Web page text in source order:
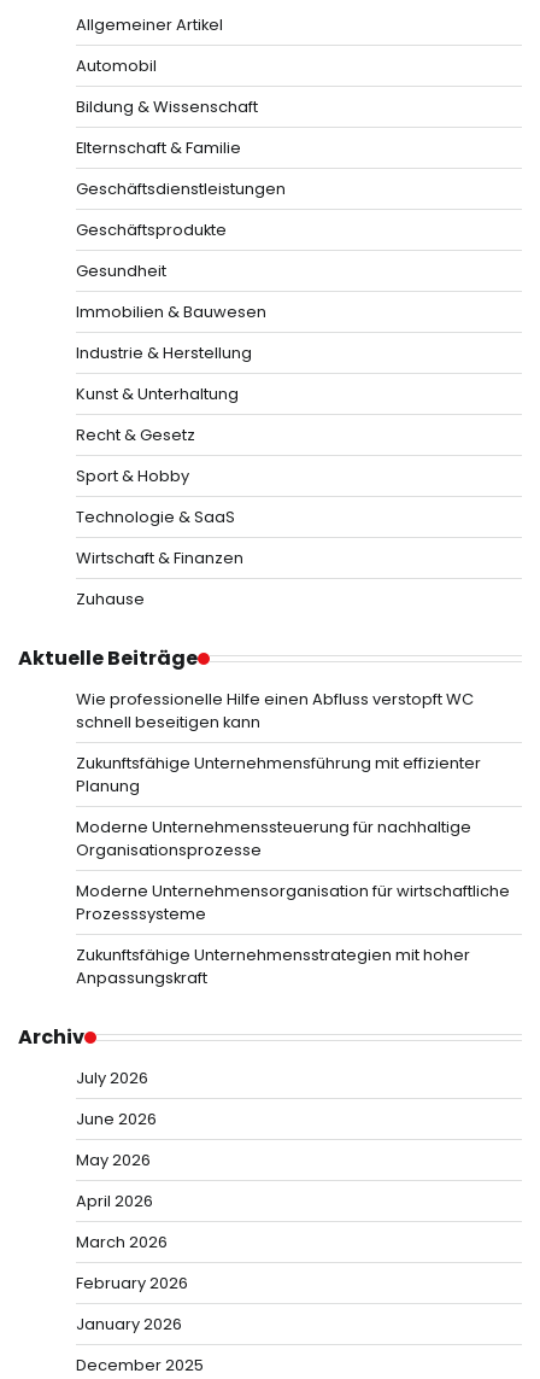
Allgemeiner Artikel
Automobil
Bildung & Wissenschaft
Elternschaft & Familie
Geschäftsdienstleistungen
Geschäftsprodukte
Gesundheit
Immobilien & Bauwesen
Industrie & Herstellung
Kunst & Unterhaltung
Recht & Gesetz
Sport & Hobby
Technologie & SaaS
Wirtschaft & Finanzen
Zuhause
Aktuelle Beiträge
Wie professionelle Hilfe einen Abfluss verstopft WC
schnell beseitigen kann
Zukunftsfähige Unternehmensführung mit effizienter
Planung
Moderne Unternehmenssteuerung für nachhaltige
Organisationsprozesse
Moderne Unternehmensorganisation für wirtschaftliche
Prozesssysteme
Zukunftsfähige Unternehmensstrategien mit hoher
Anpassungskraft
Archiv
July 2026
June 2026
May 2026
April 2026
March 2026
February 2026
January 2026
December 2025